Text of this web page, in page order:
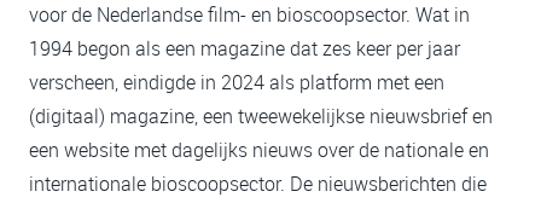
voor de Nederlandse film- en bioscoopsector. Wat in
1994 begon als een magazine dat zes keer per jaar
verscheen, eindigde in 2024 als platform met een
(digitaal) magazine, een tweewekelijkse nieuwsbrief en
een website met dagelijks nieuws over de nationale en
internationale bioscoopsector. De nieuwsberichten die